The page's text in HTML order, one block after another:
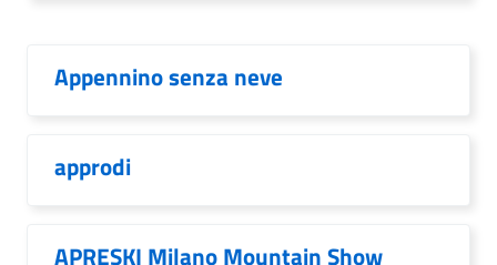
Appennino senza neve
approdi
APRESKI Milano Mountain Show